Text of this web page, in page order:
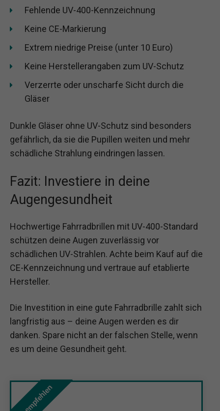
Fehlende UV-400-Kennzeichnung
Keine CE-Markierung
Extrem niedrige Preise (unter 10 Euro)
Keine Herstellerangaben zum UV-Schutz
Verzerrte oder unscharfe Sicht durch die
Gläser
Dunkle Gläser ohne UV-Schutz sind besonders
gefährlich, da sie die Pupillen weiten und mehr
schädliche Strahlung eindringen lassen.
Fazit: Investiere in deine
Augengesundheit
Hochwertige Fahrradbrillen mit UV-400-Standard
schützen deine Augen zuverlässig vor
schädlichen UV-Strahlen. Achte beim Kauf auf die
CE-Kennzeichnung und vertraue auf etablierte
Hersteller.
Die Investition in eine gute Fahrradbrille zahlt sich
langfristig aus – deine Augen werden es dir
danken. Spare nicht an der falschen Stelle, wenn
es um deine Gesundheit geht.